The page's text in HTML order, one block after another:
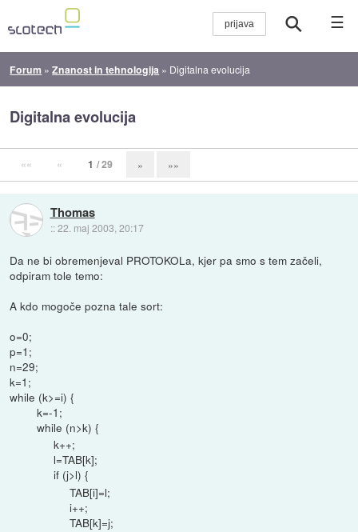
☰
Forum »Znanost in tehnologija » Digitalna evolucija
Digitalna evolucija
«« « 1 / 29 » »»
Thomas
::22. maj 2003, 20:17
Da ne bi obremenjeval PROTOKOLa, kjer pa smo s tem začeli,
odpiram tole temo:
A kdo mogoče pozna tale sort:
o=0;
p=1;
n=29;
k=1;
while (k>=i) {
k=-1;
while (n>k) {
k++;
l=TAB[k];
if (j>l) {
TAB[i]=l;
i++;
TAB[k]=j;